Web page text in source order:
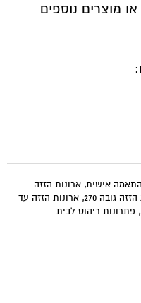
מוצרים נוספים
, ארונות הזזה
גובה 270 , ארונות הזזה עד
, פתרונות ריהוט לבית